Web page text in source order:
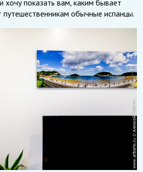
хочу показать вам, каким бывает
обычные испанцы.